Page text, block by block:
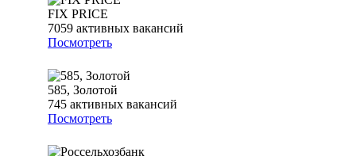
FIX PRICE
7059 активных вакансий
Посмотреть
585, Золотой
745 активных вакансий
Посмотреть